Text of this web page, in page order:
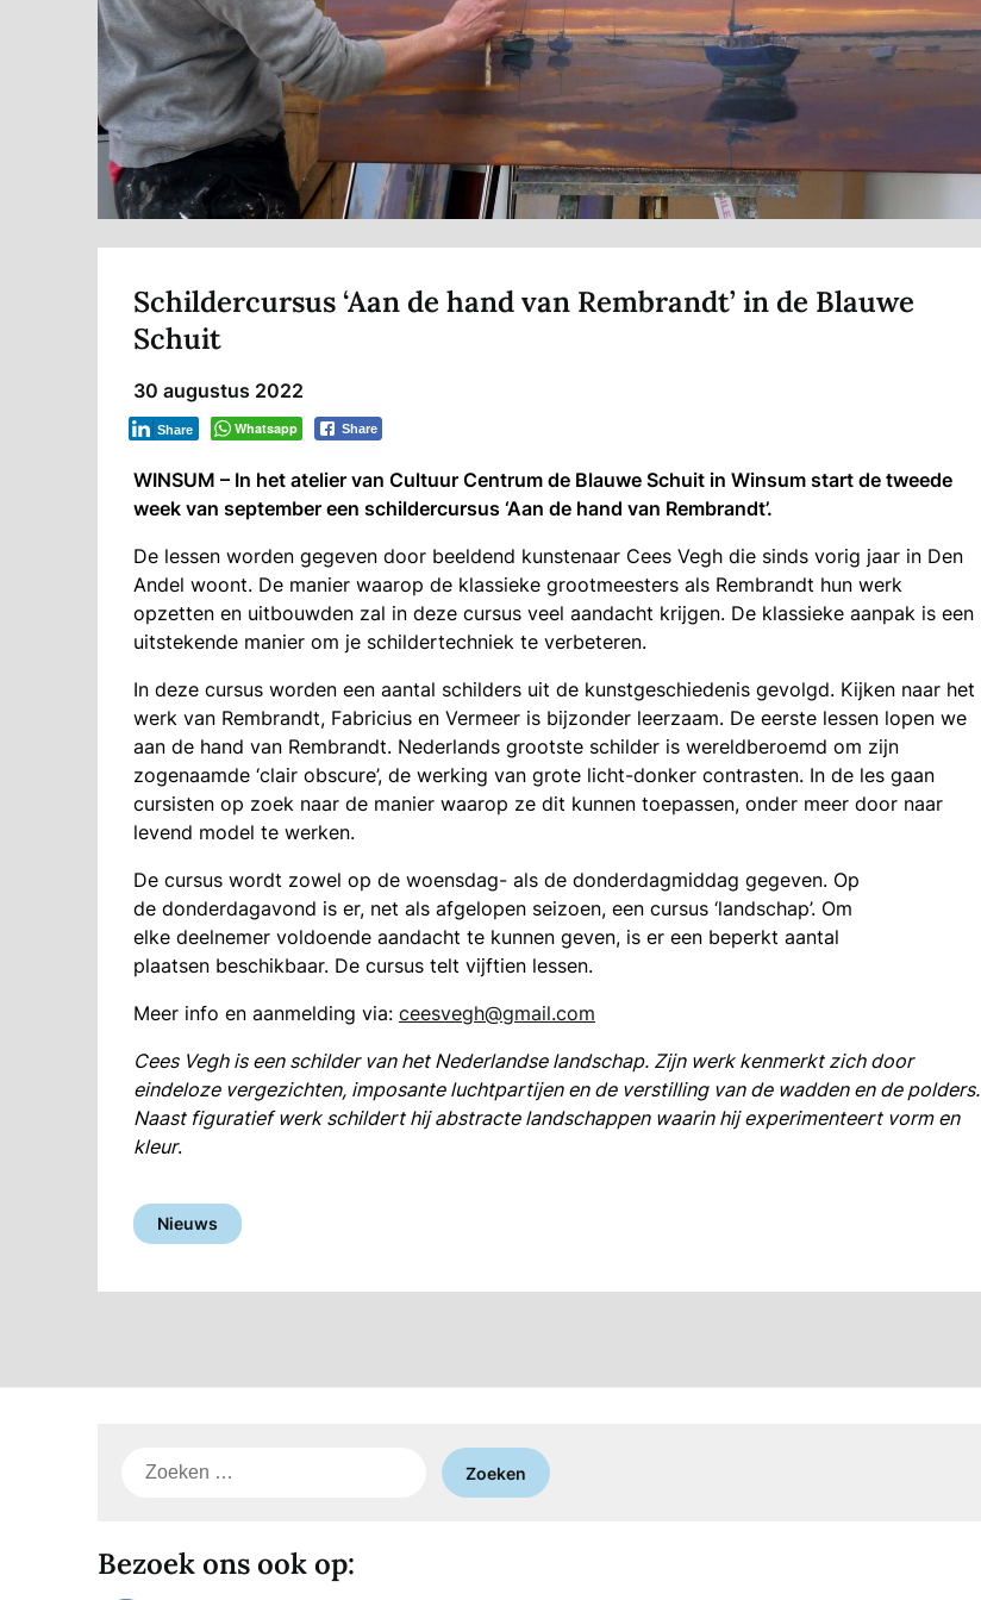
Schildercursus ‘Aan de hand van Rembrandt’ in de Blauwe
Schuit
30 augustus 2022
Whatsapp Share
Share
WINSUM – In het atelier van Cultuur Centrum de Blauwe Schuit in Winsum start de tweede
week van september een schildercursus ‘Aan de hand van Rembrandt’.
De lessen worden gegeven door beeldend kunstenaar Cees Vegh die sinds vorig jaar in Den
Andel woont. De manier waarop de klassieke grootmeesters als Rembrandt hun werk
opzetten en uitbouwden zal in deze cursus veel aandacht krijgen. De klassieke aanpak is een
uitstekende manier om je schildertechniek te verbeteren.
In deze cursus worden een aantal schilders uit de kunstgeschiedenis gevolgd. Kijken naar het
werk van Rembrandt, Fabricius en Vermeer is bijzonder leerzaam. De eerste lessen lopen we
aan de hand van Rembrandt. Nederlands grootste schilder is wereldberoemd om zijn
zogenaamde ‘clair obscure’, de werking van grote licht-donker contrasten. In de les gaan
cursisten op zoek naar de manier waarop ze dit kunnen toepassen, onder meer door naar
levend model te werken.
De cursus wordt zowel op de woensdag- als de donderdagmiddag gegeven. Op
de donderdagavond is er, net als afgelopen seizoen, een cursus ‘landschap’. Om
elke deelnemer voldoende aandacht te kunnen geven, is er een beperkt aantal
plaatsen beschikbaar. De cursus telt vijftien lessen.
Meer info en aanmelding via: ceesvegh@gmail.com
Cees Vegh is een schilder van het Nederlandse landschap. Zijn werk kenmerkt zich door
eindeloze vergezichten, imposante luchtpartijen en de verstilling van de wadden en de polders.
Naast figuratief werk schildert hij abstracte landschappen waarin hij experimenteert vorm en
kleur.
Nieuws
Zoeken
Bezoek ons ook op: